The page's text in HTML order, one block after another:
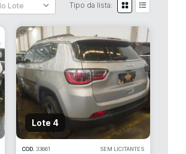
Tipo da lista:
Lote 4
COD. 33661 SEM LICITANTES